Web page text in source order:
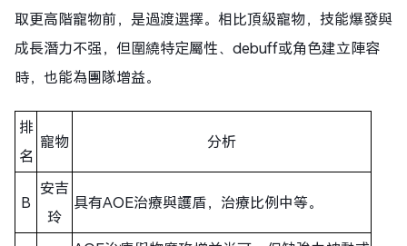
取更高階寵物前，是過渡選擇。相比頂級寵物，技能爆發與
成長潛力不强，但圍繞特定屬性、debuff或角色建立陣容
時，也能為團隊增益。
排
名
寵物 分析
B
安吉
玲
具有AOE治療與護盾，治療比例中等。